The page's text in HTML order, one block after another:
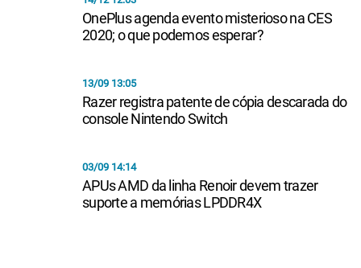
OnePlus agenda evento misterioso na CES
2020; o que podemos esperar?
13/09 13:05
Razer registra patente de cópia descarada do
console Nintendo Switch
03/09 14:14
APUs AMD da linha Renoir devem trazer
suporte a memórias LPDDR4X